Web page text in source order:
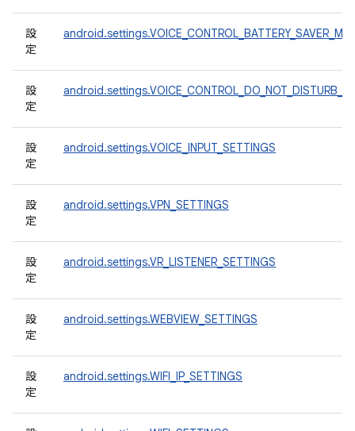
設
定
設
定
設
定
android.settings.VOICE_INPUT_SETTINGS
設
定
android.settings.VPN_SETTINGS
設
定
android.settings.VR_LISTENER_SETTINGS
設
定
android.settings.WEBVIEW_SETTINGS
設
定
android.settings.WIFI_IP_SETTINGS